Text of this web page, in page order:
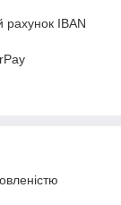
рахунок IBAN